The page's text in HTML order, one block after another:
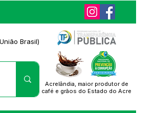
Brasil)
Acrelândia, maior produtor de
café e grãos do Estado do Acre